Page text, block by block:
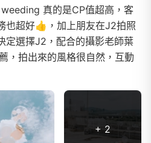
真的是CP值超高，客
也超好👍，加上朋友在J2拍照
定選擇J2，配合的攝影老師葉
，拍出來的風格很自然，互動
+ 2